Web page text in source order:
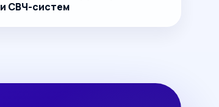
и СВЧ-систем